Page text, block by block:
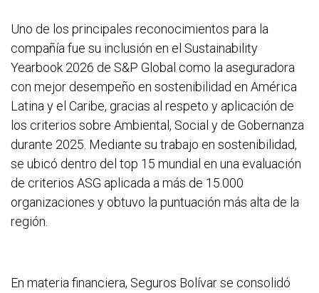
Uno de los principales reconocimientos para la
compañía fue su inclusión en el Sustainability
Yearbook 2026 de S&P Global como la aseguradora
con mejor desempeño en sostenibilidad en América
Latina y el Caribe, gracias al respeto y aplicación de
los criterios sobre Ambiental, Social y de Gobernanza
durante 2025. Mediante su trabajo en sostenibilidad,
se ubicó dentro del top 15 mundial en una evaluación
de criterios ASG aplicada a más de 15.000
organizaciones y obtuvo la puntuación más alta de la
región.
En materia financiera, Seguros Bolívar se consolidó